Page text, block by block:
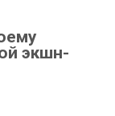
экшн-